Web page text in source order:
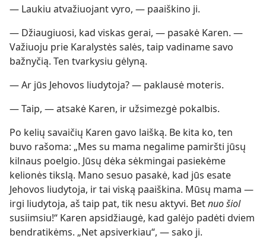
— Laukiu atvažiuojant vyro, — paaiškino ji.
— Džiaugiuosi, kad viskas gerai, — pasakė Karen. —
Važiuoju prie Karalystės salės, taip vadiname savo
bažnyčią. Ten tvarkysiu gėlyną.
— Ar jūs Jehovos liudytoja? — paklausė moteris.
— Taip, — atsakė Karen, ir užsimezgė pokalbis.
Po kelių savaičių Karen gavo laišką. Be kita ko, ten
buvo rašoma: „Mes su mama negalime pamiršti jūsų
kilnaus poelgio. Jūsų dėka sėkmingai pasiekėme
kelionės tikslą. Mano sesuo pasakė, kad jūs esate
Jehovos liudytoja, ir tai viską paaiškina. Mūsų mama —
irgi liudytoja, aš taip pat, tik nesu aktyvi. Betnuo šiol
susiimsiu!“ Karen apsidžiaugė, kad galėjo padėti dviem
bendratikėms. „Net apsiverkiau“, — sako ji.